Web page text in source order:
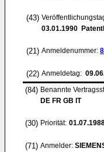
(43)
03.01.1990
(21) Anmeldenummer:
(22) Anmeldetag:
(84) Benannte
DE FR GB IT
(30) Priorität:
(71) Anmelder: